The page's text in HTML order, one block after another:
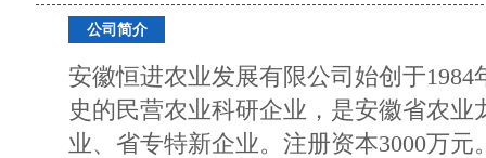
公司简介
安徽恒进农业发展有限公司始创于
史的民营农业科研企业，是安徽省农
业、省专特新企业。注册资本3000万元